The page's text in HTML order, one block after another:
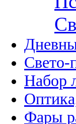
Свето-
Набор
Фары